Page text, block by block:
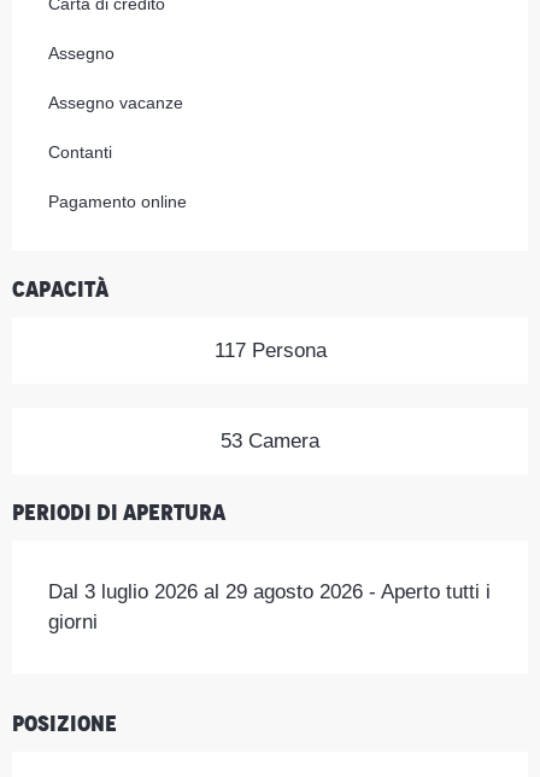
Assegno
Assegno vacanze
Contanti
Pagamento online
Capacità
117 Persona
53 Camera
Periodi di apertura
Dal 3 luglio 2026 al 29 agosto 2026 - Aperto tutti i
giorni
Posizione